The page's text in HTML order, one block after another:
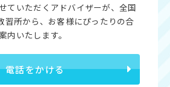
ていただくアドバイザーが、全国
習所から、お客様にぴったりの合
内いたします。
電話をかける